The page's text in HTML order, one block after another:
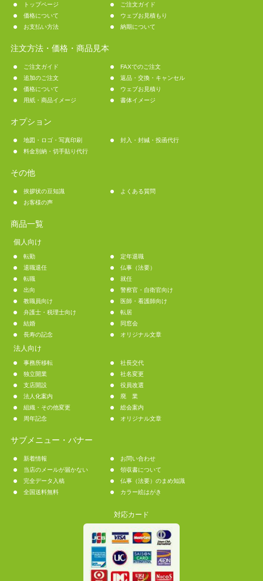
トップページ
ご注文ガイド
価格について
ウェブお見積もり
お支払い方法
納期について
注文方法・価格・商品見本
ご注文ガイド
FAXでのご注文
追加のご注文
返品・交換・キャンセル
価格について
ウェブお見積り
用紙・商品イメージ
書体イメージ
オプション
地図・ロゴ・写真印刷
封入・封緘・投函代行
料金別納・切手貼り代行
その他
挨拶状の豆知識
よくある質問
お客様の声
商品一覧
個人向け
転勤
定年退職
退職退任
仏事（法要）
転職
就任
出向
警察官・自衛官向け
教職員向け
医師・看護師向け
弁護士・税理士向け
転居
結婚
同窓会
長寿の記念
オリジナル文章
法人向け
事務所移転
社長交代
独立開業
社名変更
支店開設
役員改選
法人化案内
廃 業
組織・その他変更
総会案内
周年記念
オリジナル文章
サブメニュー・バナー
新着情報
お問い合わせ
当店のメールが届かない
領収書について
完全データ入稿
仏事（法要）のまめ知識
全国送料無料
カラー絵はがき
対応カード